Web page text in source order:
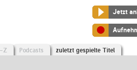
Jetzt
Z Podcasts zuletzt gespielte Titel